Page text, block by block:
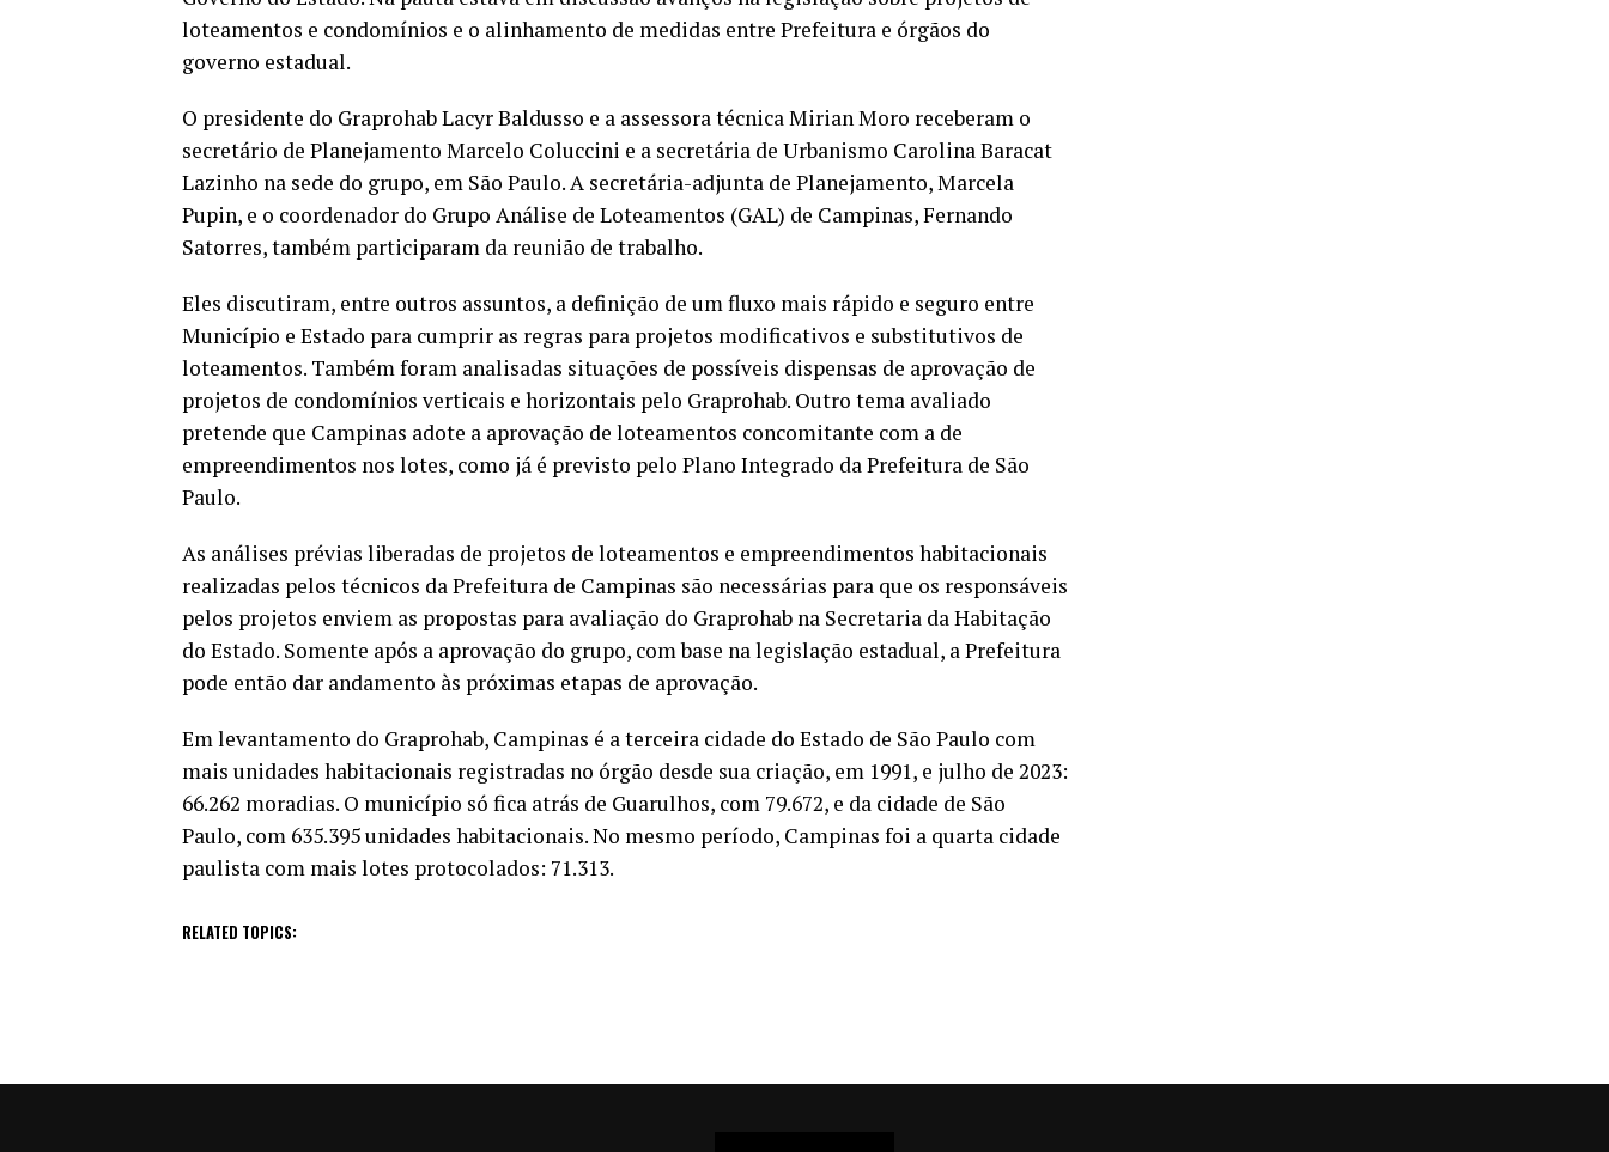
loteamentos e condomínios e o alinhamento de medidas entre Prefeitura e órgãos do
governo estadual.
O presidente do Graprohab Lacyr Baldusso e a assessora técnica Mirian Moro receberam o
secretário de Planejamento Marcelo Coluccini e a secretária de Urbanismo Carolina Baracat
Lazinho na sede do grupo, em São Paulo. A secretária-adjunta de Planejamento, Marcela
Pupin, e o coordenador do Grupo Análise de Loteamentos (GAL) de Campinas, Fernando
Satorres, também participaram da reunião de trabalho.
Eles discutiram, entre outros assuntos, a definição de um fluxo mais rápido e seguro entre
Município e Estado para cumprir as regras para projetos modificativos e substitutivos de
loteamentos. Também foram analisadas situações de possíveis dispensas de aprovação de
projetos de condomínios verticais e horizontais pelo Graprohab. Outro tema avaliado
pretende que Campinas adote a aprovação de loteamentos concomitante com a de
empreendimentos nos lotes, como já é previsto pelo Plano Integrado da Prefeitura de São
Paulo.
As análises prévias liberadas de projetos de loteamentos e empreendimentos habitacionais
realizadas pelos técnicos da Prefeitura de Campinas são necessárias para que os responsáveis
pelos projetos enviem as propostas para avaliação do Graprohab na Secretaria da Habitação
do Estado. Somente após a aprovação do grupo, com base na legislação estadual, a Prefeitura
pode então dar andamento às próximas etapas de aprovação.
Em levantamento do Graprohab, Campinas é a terceira cidade do Estado de São Paulo com
mais unidades habitacionais registradas no órgão desde sua criação, em 1991, e julho de 2023:
66.262 moradias. O município só fica atrás de Guarulhos, com 79.672, e da cidade de São
Paulo, com 635.395 unidades habitacionais. No mesmo período, Campinas foi a quarta cidade
paulista com mais lotes protocolados: 71.313.
RELATED TOPICS: